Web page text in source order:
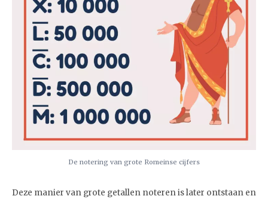
De notering van grote Romeinse cijfers
Deze manier van grote getallen noteren is later ontstaan en